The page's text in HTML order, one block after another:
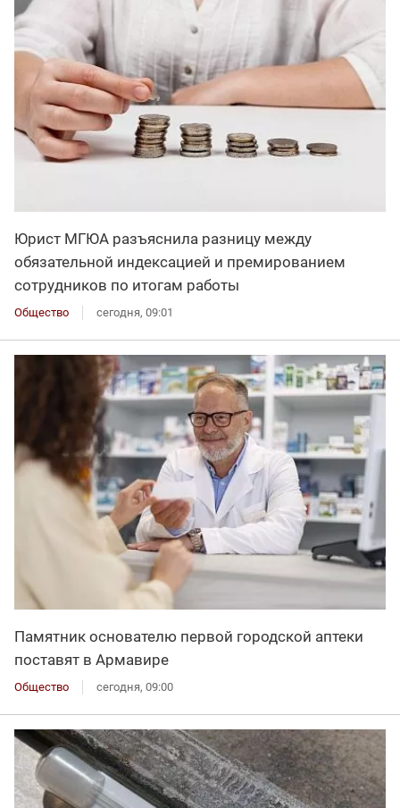
Юрист МГЮА разъяснила разницу между
обязательной индексацией и премированием
сотрудников по итогам работы
Общество сегодня, 09:01
Памятник основателю первой городской аптеки
поставят в Армавире
Общество сегодня, 09:00